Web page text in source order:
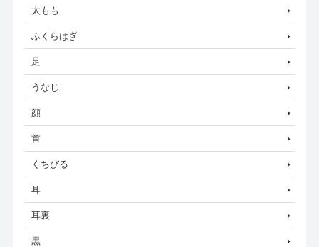
太もも
ふくらはぎ
足
うなじ
顔
首
くちびる
耳
耳裏
黒